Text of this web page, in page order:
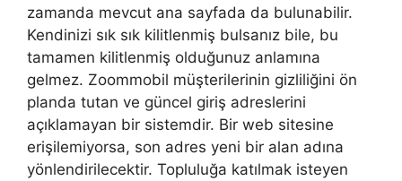
zamanda mevcut ana sayfada da bulunabilir.
Kendinizi sık sık kilitlenmiş bulsanız bile, bu
tamamen kilitlenmiş olduğunuz anlamına
gelmez. Zoommobil müşterilerinin gizliliğini ön
planda tutan ve güncel giriş adreslerini
açıklamayan bir sistemdir. Bir web sitesine
erişilemiyorsa, son adres yeni bir alan adına
yönlendirilecektir. Topluluğa katılmak isteyen